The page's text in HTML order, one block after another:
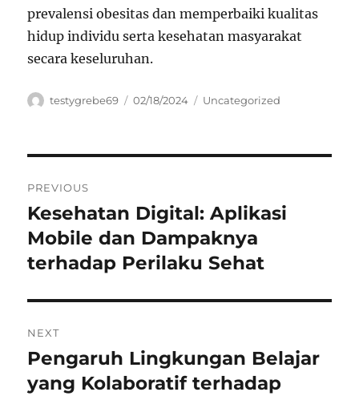
prevalensi obesitas dan memperbaiki kualitas
hidup individu serta kesehatan masyarakat
secara keseluruhan.
Author
testygrebe69
Posted
02/18/2024 Categories
Uncategorized
pos
PREVIOUS
Previous
post:
Kesehatan Digital: Aplikasi
Mobile dan Dampaknya
terhadap Perilaku Sehat
NEXT
Next
post:
Pengaruh Lingkungan Belajar
yang Kolaboratif terhadap